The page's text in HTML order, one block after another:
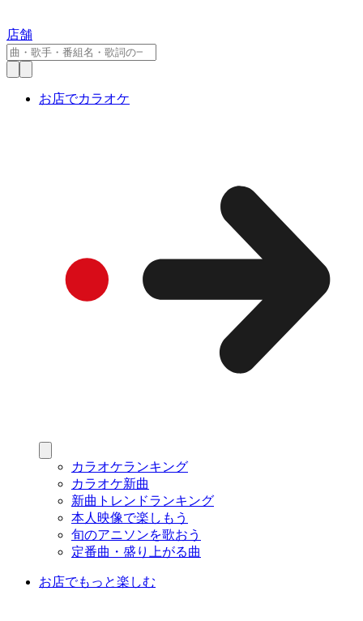
店舗
お店でカラオケ
カラオケランキング
カラオケ新曲
新曲トレンドランキング
本人映像で楽しもう
旬のアニソンを歌おう
定番曲・盛り上がる曲
お店でもっと楽しむ